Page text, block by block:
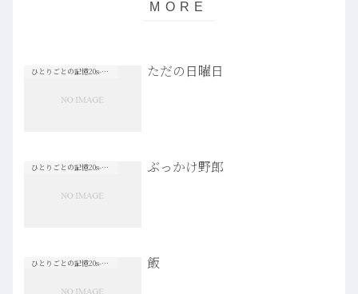
ひとりごとの記憶20s-30s ただの日曜日
ひとりごとの記憶20s-30s ぶっかけ野郎
ひとりごとの記憶20s-30s 飯